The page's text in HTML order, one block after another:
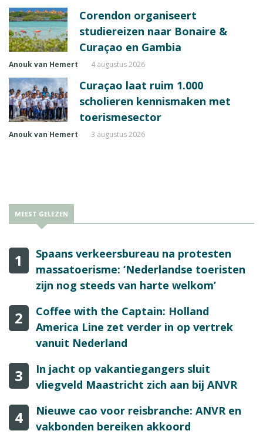
Corendon organiseert
studiereizen naar Bonaire &
Curaçao en Gambia
Anouk van Hemert 4 augustus 2026
Curaçao laat ruim 1.000
scholieren kennismaken met
toerismesector
Anouk van Hemert 3 augustus 2026
MEEST GELEZEN
1
Spaans verkeersbureau na protesten
massatoerisme: ‘Nederlandse toeristen
zijn nog steeds van harte welkom’
2
Coffee with the Captain: Holland
America Line zet verder in op vertrek
vanuit Nederland
3
In jacht op vakantiegangers sluit
vliegveld Maastricht zich aan bij ANVR
4
Nieuwe cao voor reisbranche: ANVR en
vakbonden bereiken akkoord